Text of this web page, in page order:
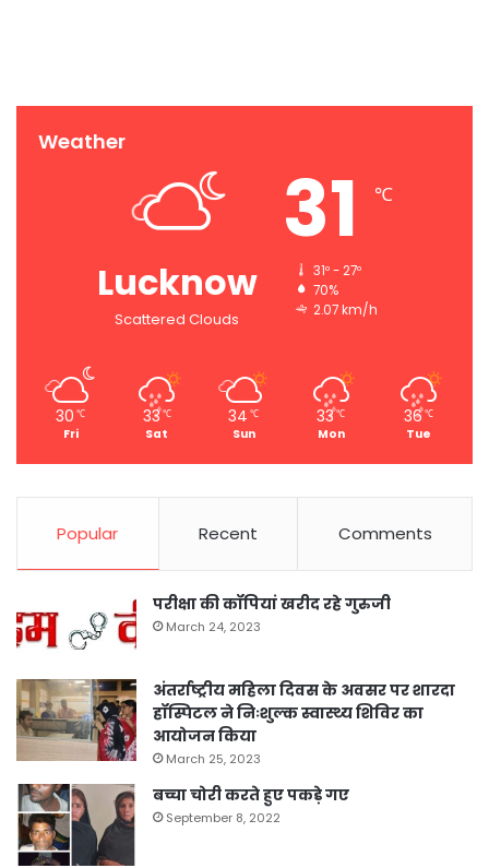
Weather
Lucknow
Scattered Clouds
31 ℃
31º - 27º
70%
2.07 km/h
30 ℃
Fri
33 ℃
Sat
34 ℃
Sun
33℃
Mon
36 ℃
Tue
Popular Recent Comments
परीक्षा की कॉपियां खरीद रहे गुरुजी
March 24, 2023
अंतर्राष्ट्रीय महिला दिवस के अवसर पर शारदा
हॉस्पिटल ने निःशुल्क स्वास्थ्य शिविर का
आयोजन किया
March 25, 2023
बच्चा चोरी करते हुए पकड़े गए
September 8, 2022